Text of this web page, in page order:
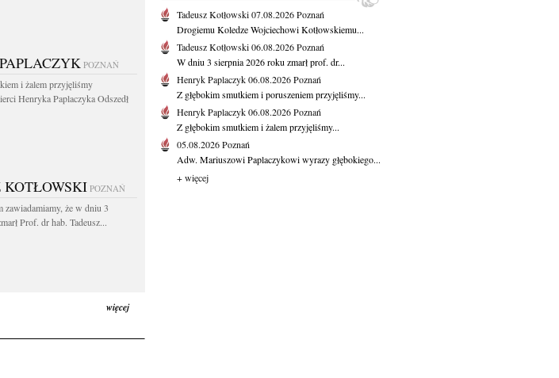
POZNAŃ
i żalem przyjęliśmy
Henryka Paplaczyka Odszedł
KOTŁOWSKIPOZNAŃ
zawiadamiamy, że w dniu 3
Prof. dr hab. Tadeusz...
więcej
Tadeusz Kotłowski07.08.2026Poznań
Drogiemu Koledze Wojciechowi Kotłowskiemu...
Tadeusz Kotłowski06.08.2026Poznań
W dniu 3 sierpnia 2026 roku zmarł prof. dr...
Henryk Paplaczyk06.08.2026Poznań
Z głębokim smutkiem i poruszeniem przyjęliśmy...
Henryk Paplaczyk06.08.2026Poznań
Z głębokim smutkiem i żalem przyjęliśmy...
05.08.2026Poznań
Adw. Mariuszowi Paplaczykowi wyrazy głębokiego...
+ więcej